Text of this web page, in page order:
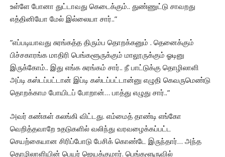
உள்ளே போனா துட்டாவது கெடைக்கும்.. துண்ணுட்டு சாவறது
எத்தினியோ மேல் இல்லையா சார்..”
”எப்படியாவது சுரங்கத்த திரும்ப தொறக்கனும் . தெனைக்கும்
பிச்சகாரங்க மாதிரி பெங்களூருக்கும் மாலூருக்கும் ஓடினு
இருக்கோம்.. இது எங்க சுரங்கம் சார்.. நீ பாட்டுக்கு தொழிலாளி
அப்டி கஸ்டப்பட்டான் இப்டி கஸ்டப்பட்டான்னு எழுதி கெவருமெண்டு
தொறக்காம போயிடப் போறான்… பாத்து எழுது சார்..”
அவர் கண்கள் கலங்கி விட்டது. எம்மைத் தாண்டி எங்கோ
வெறித்தவாறே உதடுகளில் வலிந்து வரவழைக்கப்பட்ட
செயற்கையான சிரிப்போடு பேசிக் கொண்டே இருந்தார்… அந்த
தொழிலாளியின் பெயர் ஜெயக்குமார். பெங்களூருவில்